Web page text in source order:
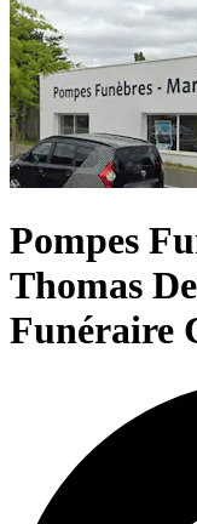
Pompes
Thomas
Funéraire